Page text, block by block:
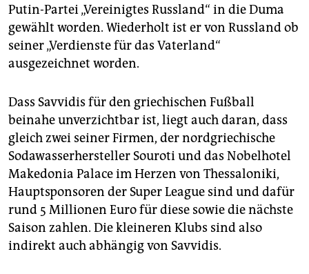
Putin-Partei „Vereinigtes Russland“ in die Duma
gewählt worden. Wiederholt ist er von Russland ob
seiner „Verdienste für das Vaterland“
ausgezeichnet worden.
Dass Savvidis für den griechischen Fußball
beinahe unverzichtbar ist, liegt auch daran, dass
gleich zwei seiner Firmen, der nordgriechische
Sodawasserhersteller Souroti und das Nobelhotel
Makedonia Palace im Herzen von Thessaloniki,
Hauptsponsoren der Super League sind und dafür
rund 5 Millionen Euro für diese sowie die nächste
Saison zahlen. Die kleineren Klubs sind also
indirekt auch abhängig von Savvidis.